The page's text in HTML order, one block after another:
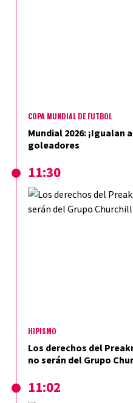
COPA MUNDIAL DE FÚTBOL
Mundial 2026: ¡Igualan
goleadores
11:30
HIPISMO
Los derechos del
no serán del Grupo
11:02